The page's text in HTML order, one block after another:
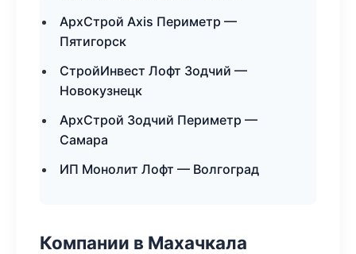
АрхСтрой Axis Периметр —
Пятигорск
СтройИнвест Лофт Зодчий —
Новокузнецк
АрхСтрой Зодчий Периметр —
Самара
ИП Монолит Лофт — Волгоград
Компании в Махачкала